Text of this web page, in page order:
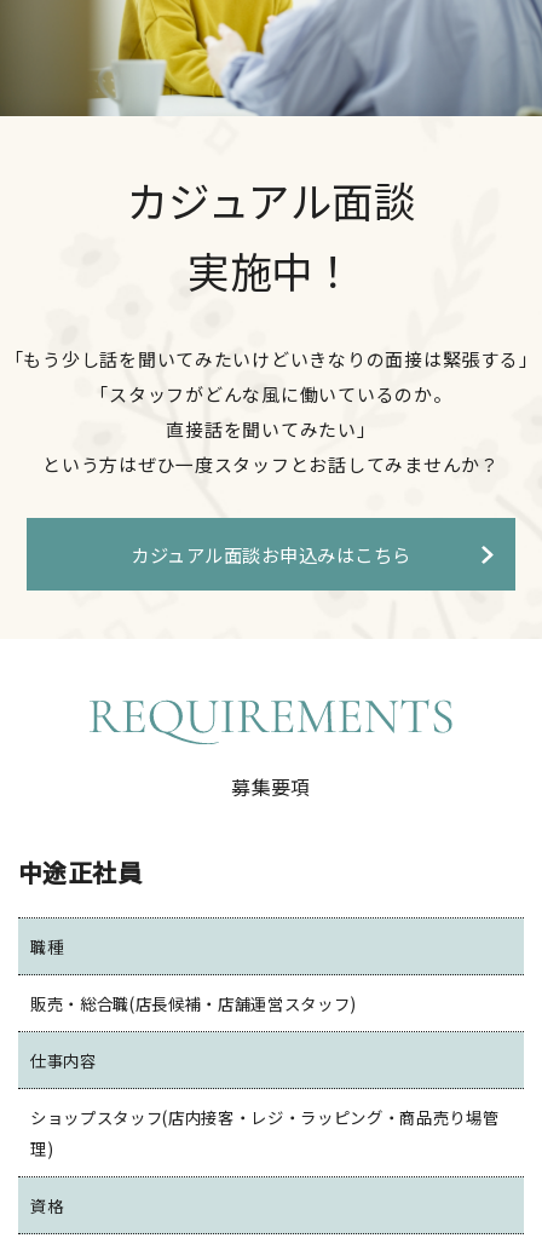
カジュアル面談
実施中！
「もう少し話を聞いてみたいけどいきなりの面接は緊張する」
「スタッフがどんな風に働いているのか。
直接話を聞いてみたい」
という方はぜひ一度スタッフとお話してみませんか？
カジュアル面談お申込みはこちら
募集要項
中途正社員
職種
販売・総合職(店長候補・店舗運営スタッフ)
仕事内容
ショップスタッフ(店内接客・レジ・ラッピング・商品売り場管
理)
資格